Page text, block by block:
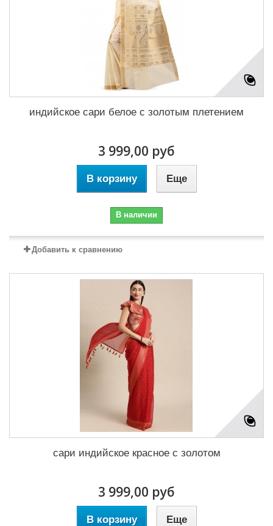
индийское сари белое с золотым плетением
3 999,00 руб
В корзину Еще
В наличии
Добавить к сравнению
сари индийское красное с золотом
3 999,00 руб
В корзину Еще